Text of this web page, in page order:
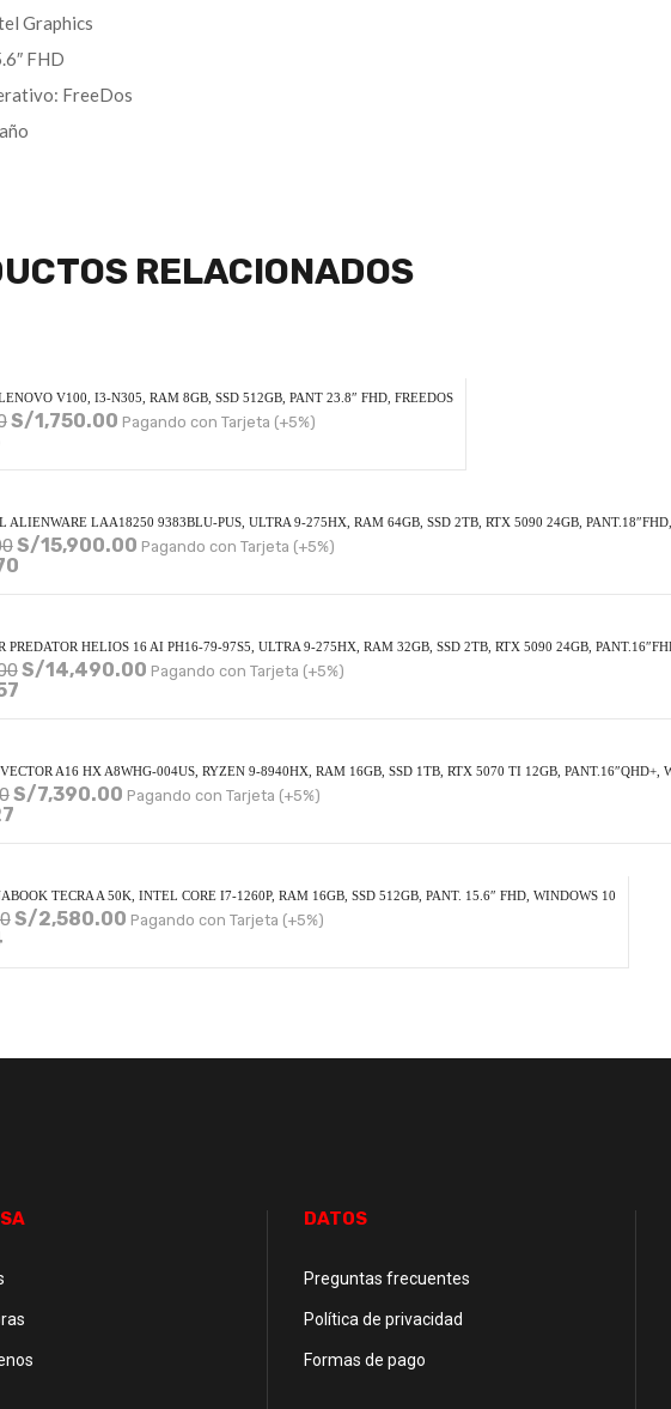
Graphics
FHD
FreeDos
RELACIONADOS
V100, I3-N305, RAM 8GB, SSD 512GB, PANT 23.8″ FHD, FREEDOS
S/1,750.00 Pagando con Tarjeta (+5%)
ALIENWARE LAA18250 9383BLU-PUS, ULTRA 9-275HX, RAM 64GB, SSD 2TB, RTX 5090 24GB,
S/15,900.00 Pagando con Tarjeta (+5%)
PREDATOR HELIOS 16 AI PH16-79-97S5, ULTRA 9-275HX, RAM 32GB, SSD 2TB, RTX 5090 24GB,
S/14,490.00 Pagando con Tarjeta (+5%)
A16 HX A8WHG-004US, RYZEN 9-8940HX, RAM 16GB, SSD 1TB, RTX 5070 TI 12GB, PANT.16″QHD+,
S/7,390.00 Pagando con Tarjeta (+5%)
TECRA A 50K, INTEL CORE I7-1260P, RAM 16GB, SSD 512GB, PANT. 15.6″ FHD, WINDOWS 10
S/2,580.00 Pagando con Tarjeta (+5%)
DATOS
Preguntas frecuentes
Política de privacidad
Formas de pago